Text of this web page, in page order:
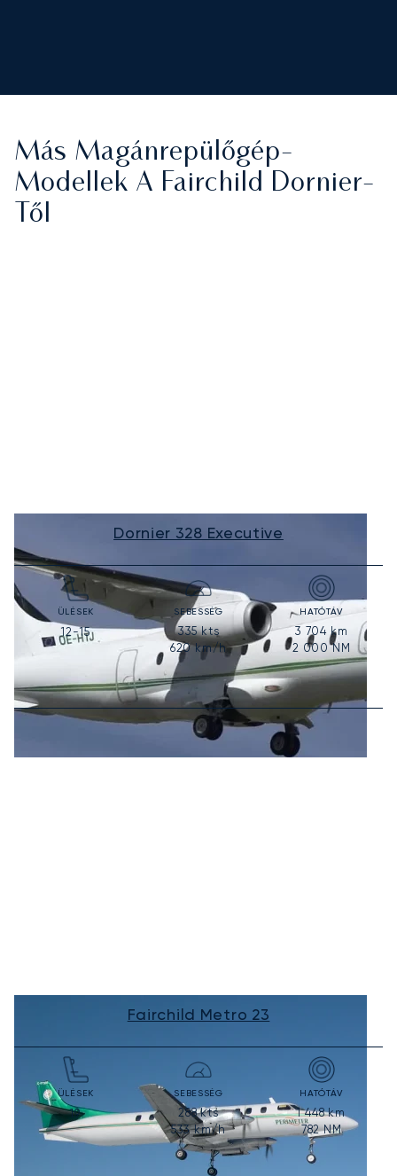
Más Magánrepülőgép-
Modellek A Fairchild Dornier-
Től
Dornier 328 Executive
ÜLÉSEK
12-15
SEBESSÉG
335kts
620km/h
HATÓTÁV
3 704km
2 000NM
Fairchild Metro 23
ÜLÉSEK
19
SEBESSÉG
288kts
533km/h
HATÓTÁV
1 448km
782NM